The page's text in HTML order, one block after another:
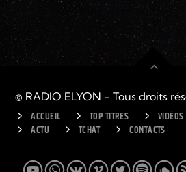
© RADIO ELYON - Tous droits
ACCUEIL TOP TITRES VIDÉOS
ACTU
TCHAT CONTACTS